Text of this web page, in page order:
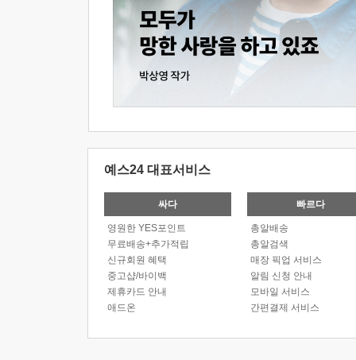
예스24 대표서비스
싸다
영원한 YES포인트
무료배송+추가적립
신규회원 혜택
중고샵/바이백
제휴카드 안내
애드온
빠르다
총알배송
총알검색
매장 픽업 서비스
알림 신청 안내
모바일 서비스
간편결제 서비스